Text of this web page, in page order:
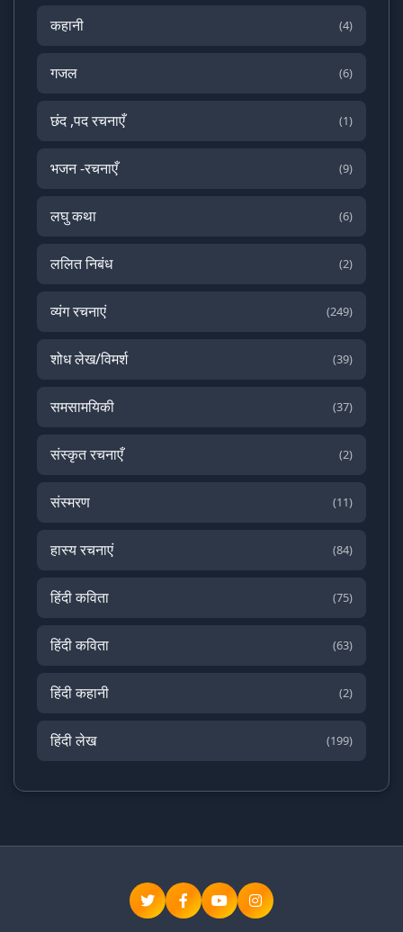
कहानी (4)
गजल (6)
छंद ,पद रचनाएँ (1)
भजन -रचनाएँ (9)
लघु कथा (6)
ललित निबंध (2)
व्यंग रचनाएं (249)
शोध लेख/विमर्श (39)
समसामयिकी (37)
संस्कृत रचनाएँ (2)
संस्मरण (11)
हास्य रचनाएं (84)
हिंदी कविता (75)
हिंदी कविता (63)
हिंदी कहानी (2)
हिंदी लेख (199)